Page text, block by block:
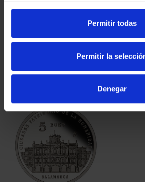
Permitir todas
Permitir la
Denegar
CIUDADES PATRIMONIO
73,00 €